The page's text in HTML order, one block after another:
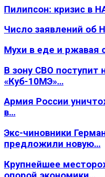
Пилипсон: кризис в
Число заявлений об
Мухи в еде и ржавая
В зону СВО поступит
«Куб-10МЭ»…
Армия России
в…
Экс-чиновники
предложили новую…
Крупнейшее